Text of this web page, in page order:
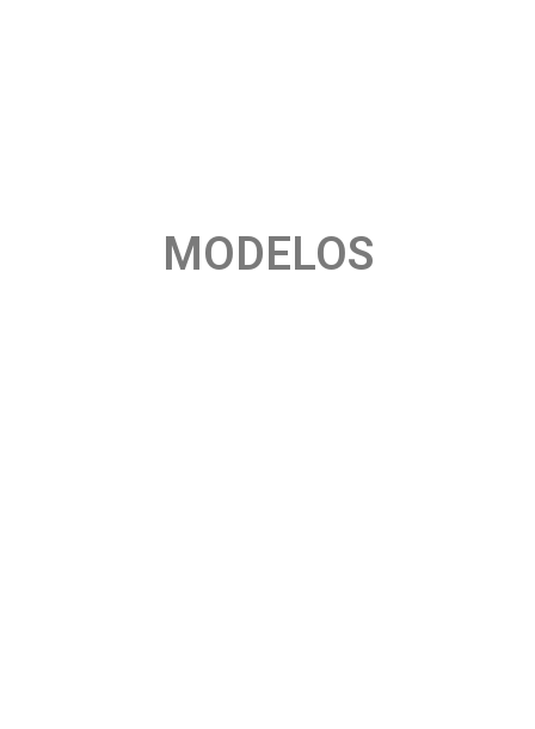
MODELOS